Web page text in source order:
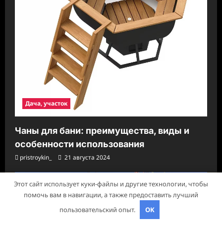
Дача, участок
Чаны для бани: преимущества, виды и
особенности использования
pristroykin_ 21 августа 2024
Этот сайт использует куки-файлы и другие технологии, чтобы
помочь вам в навигации, а также предоставить лучший
пользовательский опыт.
OK